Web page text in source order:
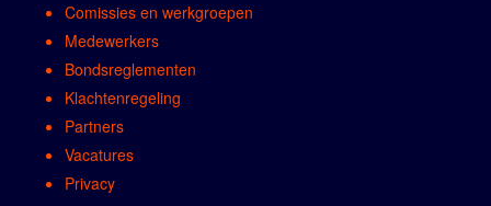
Comissies en werkgroepen
Medewerkers
Bondsreglementen
Klachtenregeling
Partners
Vacatures
Privacy